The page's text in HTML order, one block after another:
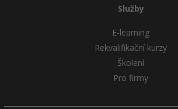
Služby
E-learning
Rekvalifikační kurzy
Školení
Pro firmy